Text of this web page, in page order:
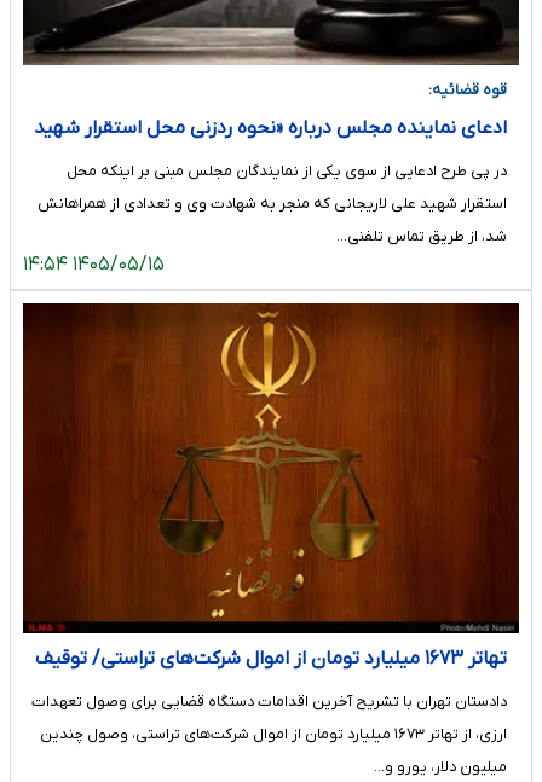
قوه قضائیه:
ادعای نماینده مجلس درباره «نحوه ردزنی محل استقرار شهید
شده این ادعا را تایید نمی‌کند
در پی طرح ادعایی از سوی یکی از نمایندگان مجلس مبنی بر اینکه محل
استقرار شهید علی لاریجانی که منجر به شهادت وی و تعدادی از همراهانش
شد، از طریق تماس تلفنی…
۱۴۰۵/۰۵/۱۵ ۱۴:۵۴
تهاتر ۱۶۷۳ میلیارد تومان از اموال شرکت‌های تراستی/ توقیف
دادستان تهران با تشریح آخرین اقدامات دستگاه قضایی برای وصول تعهدات
ارزی، از تهاتر ۱۶۷۳ میلیارد تومان از اموال شرکت‌های تراستی، وصول چندین
میلیون دلار، یورو و…